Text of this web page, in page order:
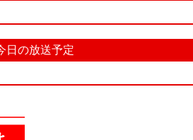
日の放送予定